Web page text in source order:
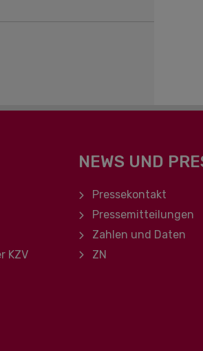
KZV
NEWS UND
Navigation überspringen
Pressekontakt
Pressemitteilungen
Zahlen und Daten
ZN